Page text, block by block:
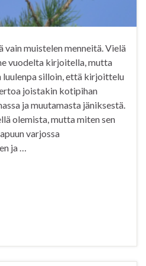
vain muistelen menneitä. Vielä
vuodelta kirjoitella, mutta
luulenpa silloin, että kirjoittelu
joistakin kotipihan
ja muutamasta jäniksestä.
olemista, mutta miten sen
varjossa
ja …